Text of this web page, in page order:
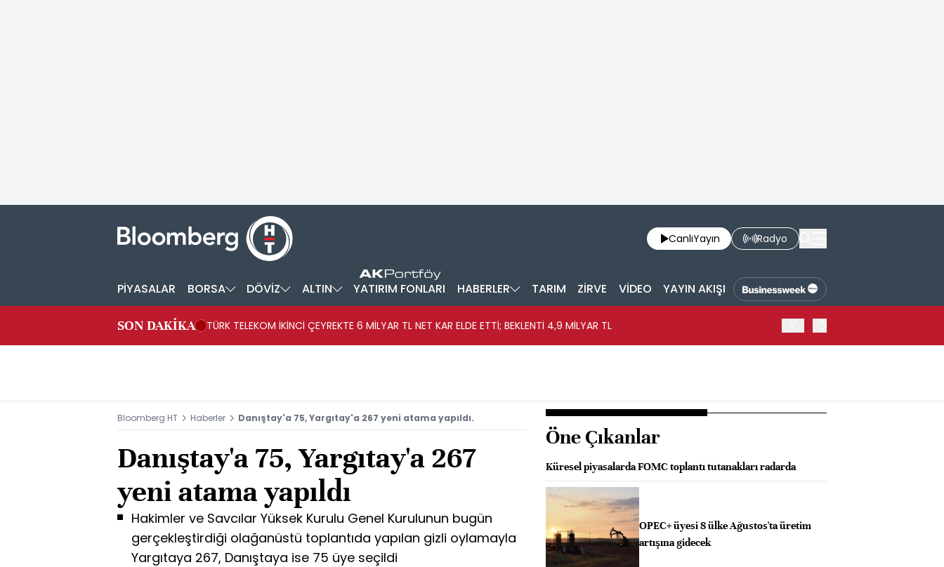
CanlıYayın Radyo
PİYASALAR BORSA DÖVİZ ALTIN YATIRIM FONLARI HABERLER TARIM ZİRVE VİDEO YAYIN AKIŞI
SON DAKİKA TÜRK TELEKOM İKİNCİ ÇEYREKTE 6 MİLYAR TL NET KAR ELDE ETTİ; BEKLENTİ 4,9 MİLYAR TL
Bloomberg HT Haberler Danıştay'a 75, Yargıtay'a 267 yeni atama yapıldı.
Danıştay'a 75, Yargıtay'a 267
yeni atama yapıldı
Hakimler ve Savcılar Yüksek Kurulu Genel Kurulunun bugün
gerçekleştirdiği olağanüstü toplantıda yapılan gizli oylamayla
Yargıtaya 267, Danıştaya ise 75 üye seçildi
Öne Çıkanlar
Küresel piyasalarda FOMC toplantı tutanakları radarda
OPEC+ üyesi 8 ülke Ağustos'ta üretim
artışına gidecek